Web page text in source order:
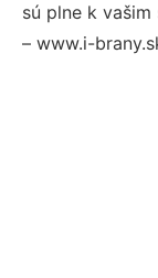
sú plne k vašim
– www.i-